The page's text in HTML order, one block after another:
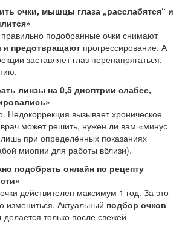
очки, мышцы глаза „расслабятся“ и
подобранные очки снимают
и предотвращают прогрессирование. А
заставляет глаз перенапрягаться,
линзы на 0,5 диоптрии слабее,
Недокоррекция вызывает хроническое
может решить, нужен ли вам «минус
при определённых показаниях
миопии для работы вблизи).
подобрать онлайн по рецепту
действителен максимум 1 год. За это
измениться. Актуальный подбор очков
делается только после свежей